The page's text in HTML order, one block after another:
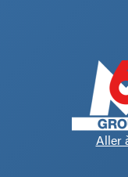
Aller